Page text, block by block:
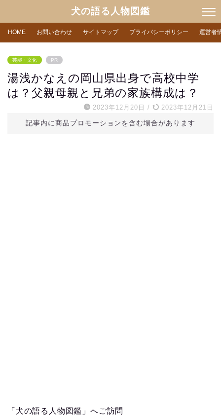
犬の語る人物図鑑
HOME お問い合わせ サイトマップ プライバシーポリシー 運営者
芸能・文化 PR
湯浅かなえの岡山県出身で高校中学
は？父親母親と兄弟の家族構成は？
2023年12月20日 / 2023年12月21日
記事内に商品プロモーションを含む場合があります
「犬の語る人物図鑑」へご訪問